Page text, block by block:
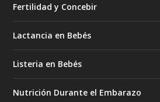
Fertilidad y Concebir
Lactancia en Bebés
Listeria en Bebés
Nutrición Durante el Embarazo